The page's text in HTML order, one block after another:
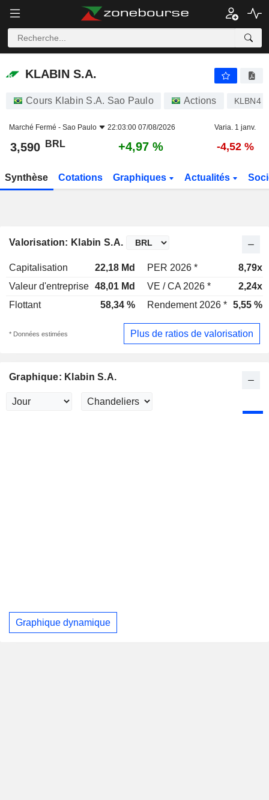
KLABIN S.A.
KLABIN S.A.
Cours Klabin S.A. Sao Paulo Actions KLBN4
Marché Fermé - Sao Paulo 22:03:00 07/08/2026 Varia. 1 janv.
3,590 BRL +4,97 % -4,52 %
Synthèse Cotations Graphiques Actualités
Valorisation: Klabin S.A.
Capitalisation 22,18 Md PER 2026 *
8,79x
Valeur d'entreprise 48,01 Md VE / CA 2026 *
2,24x
Flottant
58,34 % Rendement 2026 * 5,55 %
* Données estimées Plus de ratios de valorisation
Graphique: Klabin S.A.
Graphique dynamique